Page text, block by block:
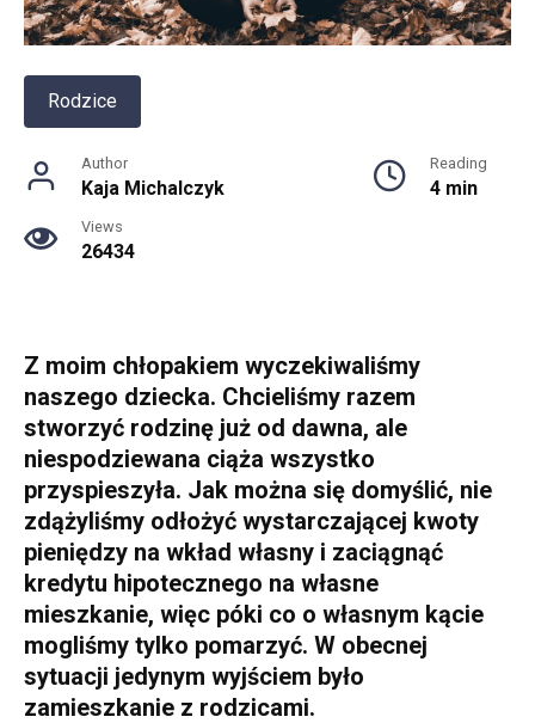
Rodzice
Author
Kaja Michalczyk
Reading
4 min
Views
26434
Z moim chłopakiem wyczekiwaliśmy
naszego dziecka. Chcieliśmy razem
stworzyć rodzinę już od dawna, ale
niespodziewana ciąża wszystko
przyspieszyła. Jak można się domyślić, nie
zdążyliśmy odłożyć wystarczającej kwoty
pieniędzy na wkład własny i zaciągnąć
kredytu hipotecznego na własne
mieszkanie, więc póki co o własnym kącie
mogliśmy tylko pomarzyć. W obecnej
sytuacji jedynym wyjściem było
zamieszkanie z rodzicami.